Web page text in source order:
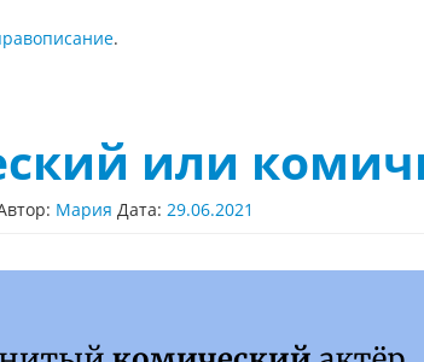
.
или
Мария Дата: 29.06.2021